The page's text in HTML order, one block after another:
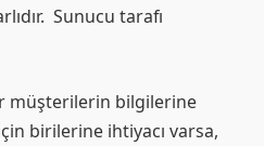
Sunucu tarafı
müşterilerin bilgilerine
birilerine ihtiyacı varsa,